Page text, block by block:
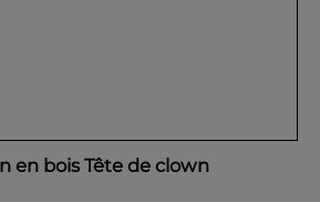
en bois Tête de clown